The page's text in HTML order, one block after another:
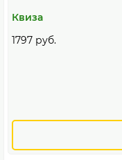
Квиза
1797 руб.